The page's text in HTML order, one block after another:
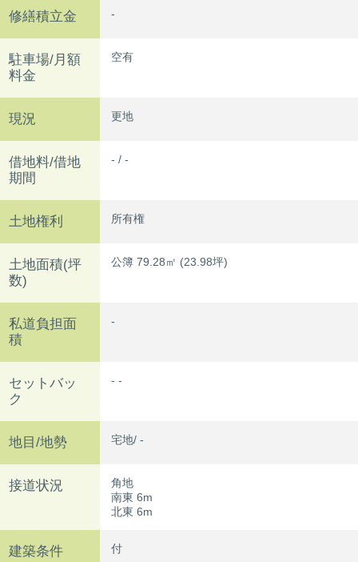
修繕積立金 -
駐車場/月額
料金
空有
現況 更地
借地料/借地
期間
- / -
土地権利 所有権
土地面積(坪
数)
公簿 79.28㎡ (23.98坪)
私道負担面
積
-
セットバッ
ク
- -
地目/地勢 宅地/ -
接道状況
角地
南東 6m
北東 6m
建築条件 付